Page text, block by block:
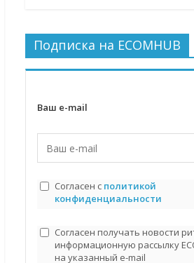
Подписка на ECOMHUB
Ваш e-mail
Согласен с политикой
конфиденциальности
Согласен получать новости
информационную рассылку
на указанный e-mail